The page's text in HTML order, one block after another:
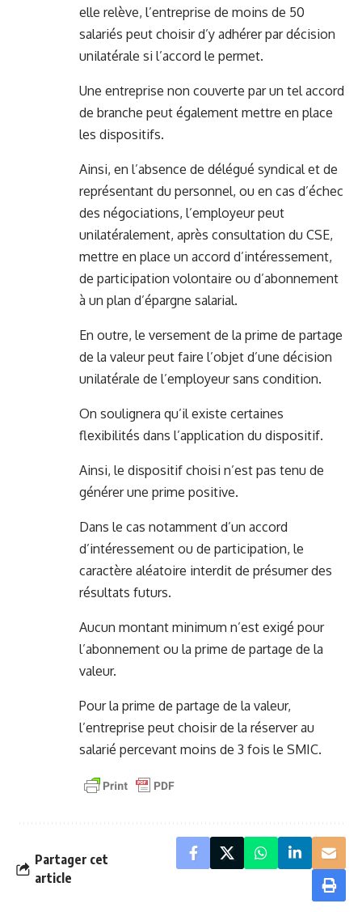
elle relève, l’entreprise de moins de 50
salariés peut choisir d’y adhérer par décision
unilatérale si l’accord le permet.
Une entreprise non couverte par un tel accord
de branche peut également mettre en place
les dispositifs.
Ainsi, en l’absence de délégué syndical et de
représentant du personnel, ou en cas d’échec
des négociations, l’employeur peut
unilatéralement, après consultation du CSE,
mettre en place un accord d’intéressement,
de participation volontaire ou d’abonnement
à un plan d’épargne salarial.
En outre, le versement de la prime de partage
de la valeur peut faire l’objet d’une décision
unilatérale de l’employeur sans condition.
On soulignera qu’il existe certaines
flexibilités dans l’application du dispositif.
Ainsi, le dispositif choisi n’est pas tenu de
générer une prime positive.
Dans le cas notamment d’un accord
d’intéressement ou de participation, le
caractère aléatoire interdit de présumer des
résultats futurs.
Aucun montant minimum n’est exigé pour
l’abonnement ou la prime de partage de la
valeur.
Pour la prime de partage de la valeur,
l’entreprise peut choisir de la réserver au
salarié percevant moins de 3 fois le SMIC.
Partager cet
article